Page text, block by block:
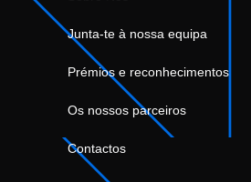
Junta-te à nossa equipa
Prémios e reconhecimentos
Os nossos parceiros
Contactos